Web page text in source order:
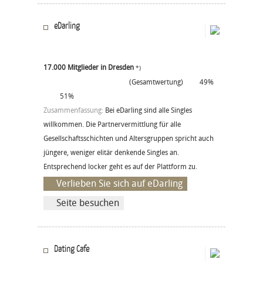
eDarling
17.000 Mitglieder in Dresden *)
(Gesamtwertung)
49%
51%
Zusammenfassung: Bei eDarling sind alle Singles
willkommen. Die Partnervermittlung für alle
Gesellschaftsschichten und Altersgruppen spricht auch
jüngere, weniger elitär denkende Singles an.
Entsprechend locker geht es auf der Plattform zu.
Verlieben Sie sich auf eDarling
Seite besuchen
Dating Cafe